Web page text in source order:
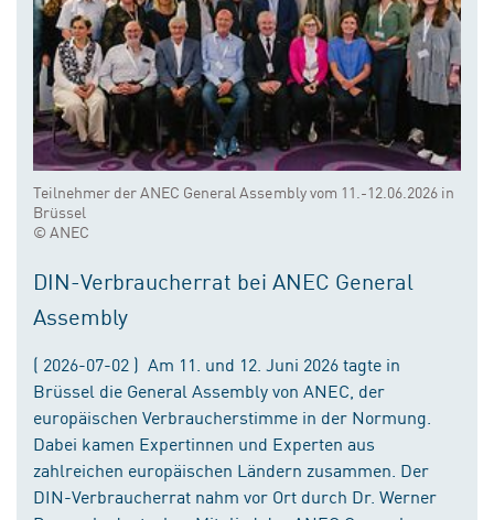
Teilnehmer der ANEC General Assembly vom 11.-12.06.2026 in
Brüssel
© ANEC
DIN-Verbraucherrat bei ANEC General
Assembly
( 2026-07-02 ) Am 11. und 12. Juni 2026 tagte in
Brüssel die General Assembly von ANEC, der
europäischen Verbraucherstimme in der Normung.
Dabei kamen Expertinnen und Experten aus
zahlreichen europäischen Ländern zusammen. Der
DIN-Verbraucherrat nahm vor Ort durch Dr. Werner